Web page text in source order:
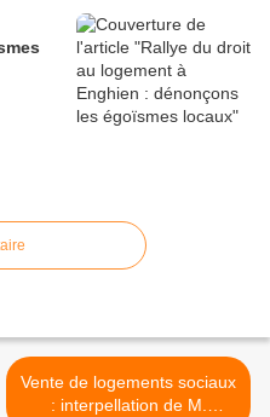
Vente de logements sociaux
: interpellation de M.